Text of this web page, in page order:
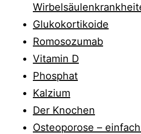
Glukokortikoide
Romosozumab
Vitamin D
Phosphat
Kalzium
Der Knochen
Osteoporose –